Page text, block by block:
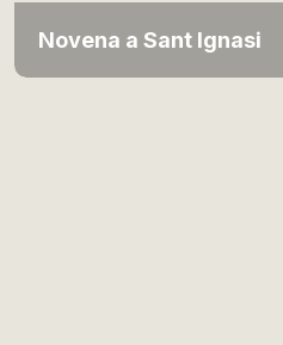
Novena a Sant Ignasi